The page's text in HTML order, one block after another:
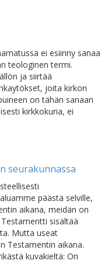
ei esiinny sanaa
teologinen termi.
ja siirtää
joita kirkon
on tähän sanaan
kirkkokuria, ei
seurakunnassa
päästä selville,
aikana, meidän on
sisältää
Mutta useat
Testamentin aikana.
kuvakieltä: On